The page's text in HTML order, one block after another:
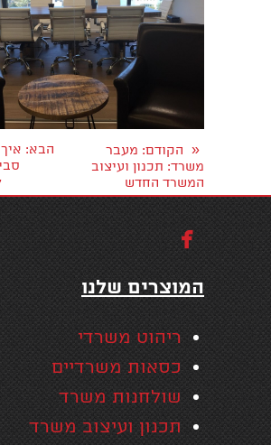
« הקודם: ​מעבר
משרד: תכנון ועיצוב
המשרד החדש
הבא:

המוצרים שלנו
ריהוט משרדי
כסאות משרדיים
שולחנות משרד
תכנון ועיצוב משרד